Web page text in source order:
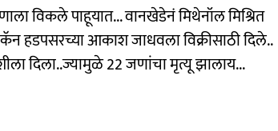
विकले पाहूयात... वानखेडेनं मिथेनॉल मिश्रित
हडपसरच्या आकाश जाधवला विक्रीसाठी दिले..
दिला..ज्यामुळे 22 जणांचा मृत्यू झालाय...